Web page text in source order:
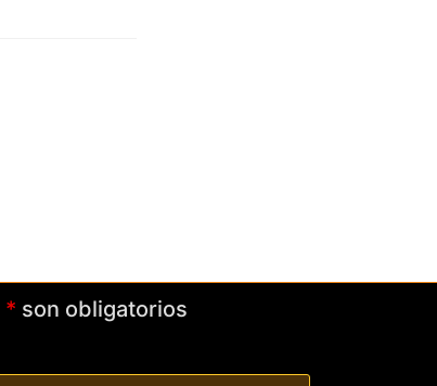
* son obligatorios